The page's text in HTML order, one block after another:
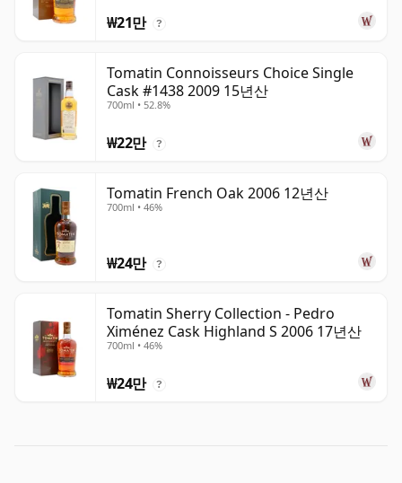
₩21만 ?
Tomatin Connoisseurs Choice Single
Cask #1438 2009 15년산
700ml • 52.8%
₩22만 ?
Tomatin French Oak 2006 12년산
700ml • 46%
₩24만 ?
Tomatin Sherry Collection - Pedro
Ximénez Cask Highland S 2006 17년산
700ml • 46%
₩24만 ?